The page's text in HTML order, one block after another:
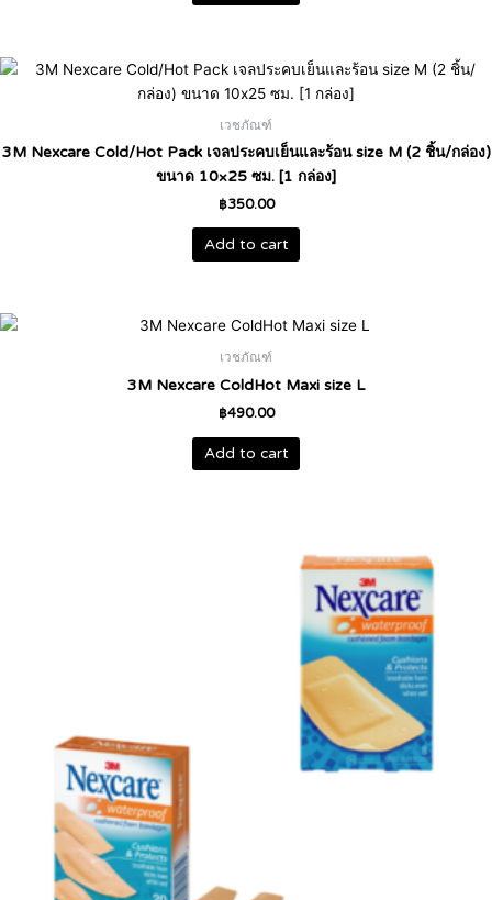
เวชภัณฑ์
3M Nexcare Cold/Hot Pack เจลประคบเย็นและร้อน size M (2 ชิ้น/กล่อง)
ขนาด 10×25 ซม. [1 กล่อง]
฿350.00
Add to cart
เวชภัณฑ์
3M Nexcare ColdHot Maxi size L
฿490.00
Add to cart
฿139.00
through
฿149.00